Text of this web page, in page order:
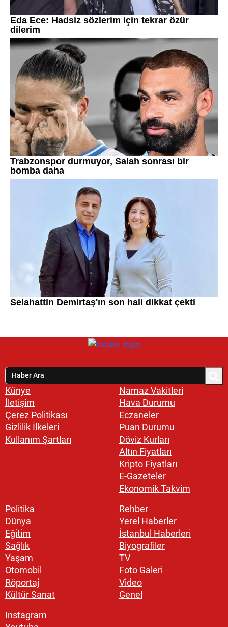
Künye
İletişim
Çerez Politikası
Gizlilik İlkeleri
Kullanım Şartları
Namaz Vakitleri
Hava Durumu
Eczaneler
Puan Durumu
Döviz Kurları
Altın Fiyatları
Kripto Fiyatları
E-Gazeteler
Ekonomik Takvim
Politika
Dünya
Eğitim
Sağlık
Yaşam
Otomobil
Röportaj
Kültür Sanat
Rehber
Yerel Haberler
İstanbul Haberleri
Biyografiler
TV
Foto Galeri
Video
Genel
Instagram